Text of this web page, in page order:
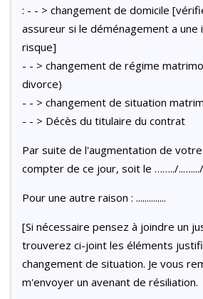
: - - > changement de domicile
assureur si le déménagement a une
risque]
- - > changement de régime
divorce)
- - > changement de situation
- - > Décès du titulaire du contrat
Par suite de l'augmentation de
compter de ce jour, soit le ……../
Pour une autre raison : ..............
[Si nécessaire pensez à joindre un
trouverez ci-joint les éléments
changement de situation. Je vous
m'envoyer un avenant de résiliation.